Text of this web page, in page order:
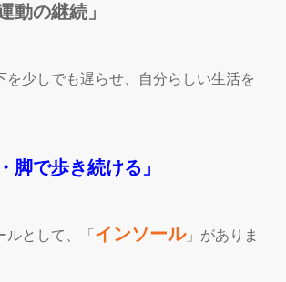
動の継続」
を少しでも遅らせ、自分らしい生活を
脚で歩き続ける」
ルとして、「インソール」がありま